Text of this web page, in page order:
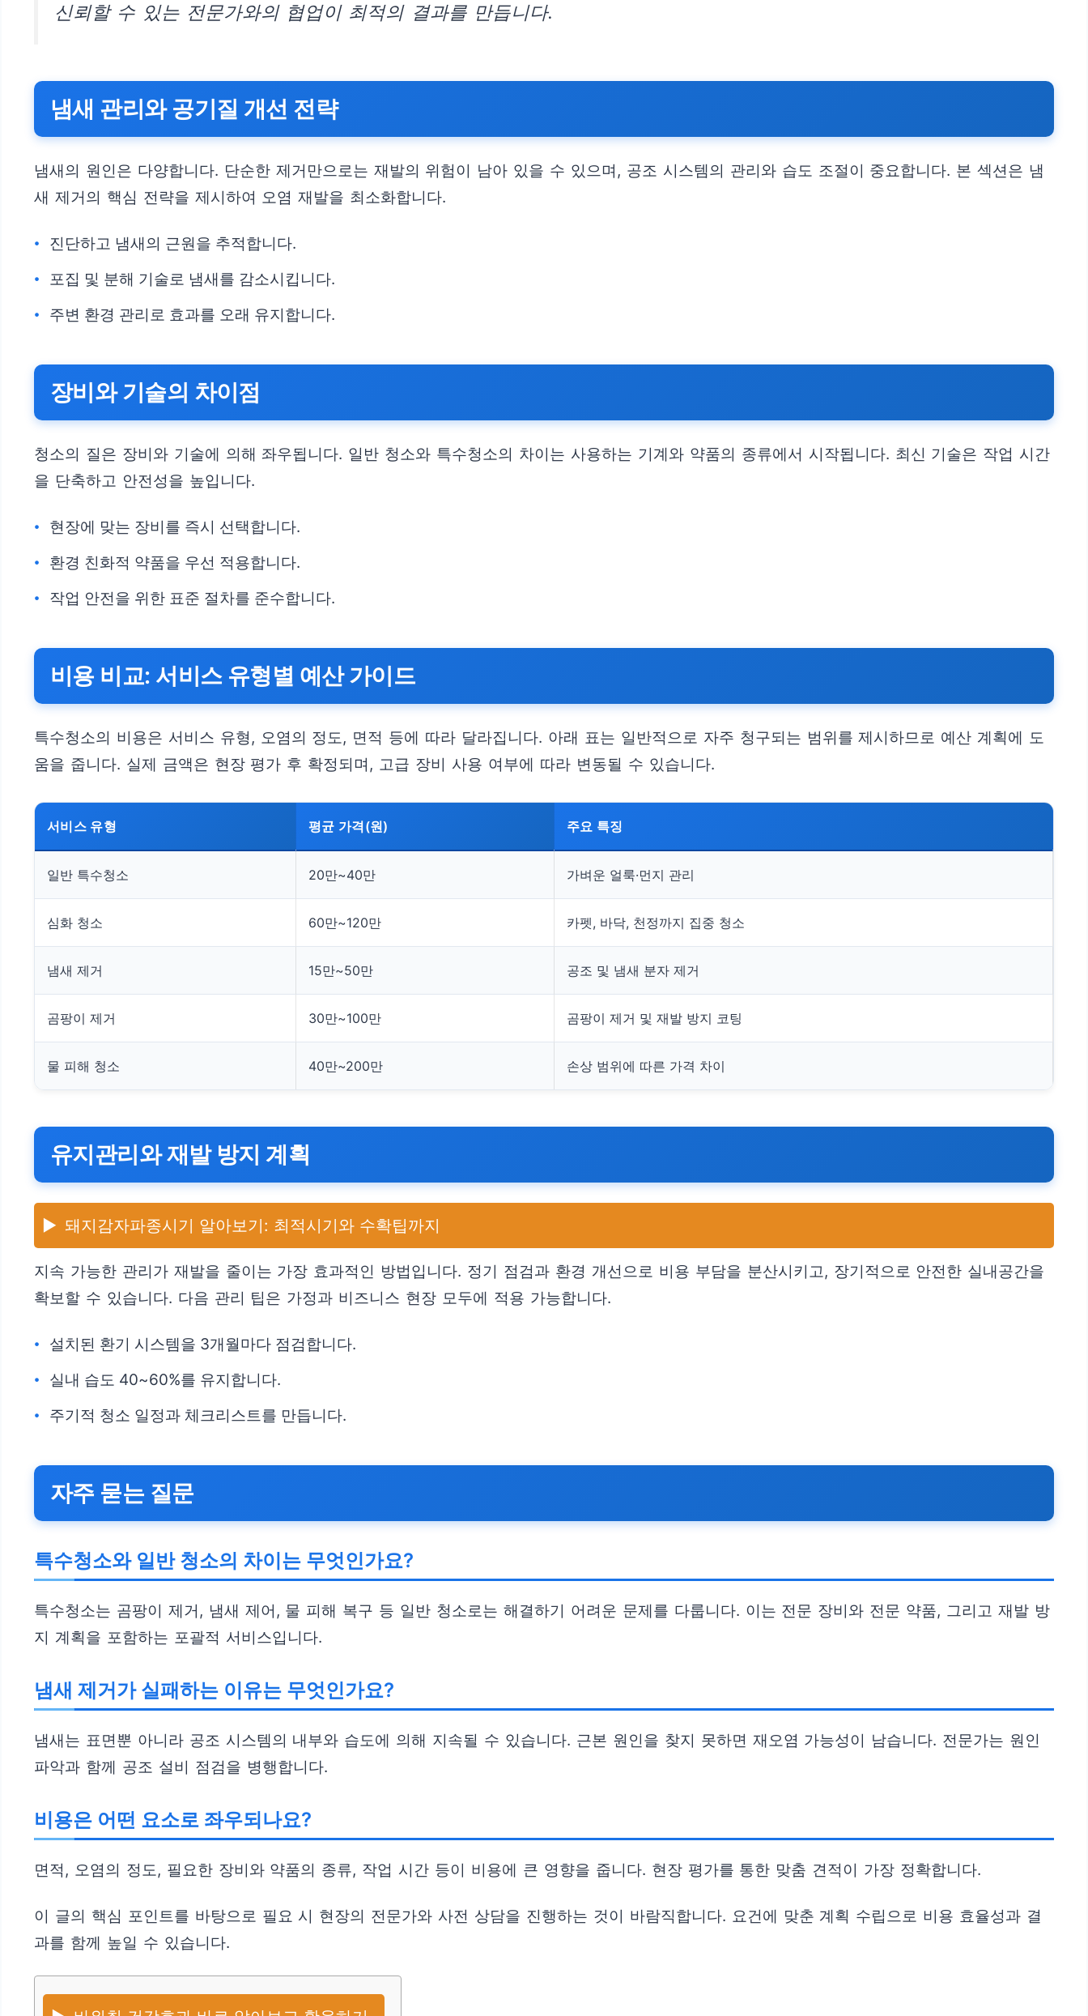
신뢰할 수 있는 전문가와의 협업이 최적의 결과를 만듭니다.
냄새 관리와 공기질 개선 전략
냄새의 원인은 다양합니다. 단순한 제거만으로는 재발의 위험이 남아 있을 수 있으며, 공조 시스템의 관리와 습도 조절이 중요합니다. 본 섹션은 냄
새 제거의 핵심 전략을 제시하여 오염 재발을 최소화합니다.
진단하고 냄새의 근원을 추적합니다.
포집 및 분해 기술로 냄새를 감소시킵니다.
주변 환경 관리로 효과를 오래 유지합니다.
장비와 기술의 차이점
청소의 질은 장비와 기술에 의해 좌우됩니다. 일반 청소와 특수청소의 차이는 사용하는 기계와 약품의 종류에서 시작됩니다. 최신 기술은 작업 시간
을 단축하고 안전성을 높입니다.
현장에 맞는 장비를 즉시 선택합니다.
환경 친화적 약품을 우선 적용합니다.
작업 안전을 위한 표준 절차를 준수합니다.
비용 비교: 서비스 유형별 예산 가이드
특수청소의 비용은 서비스 유형, 오염의 정도, 면적 등에 따라 달라집니다. 아래 표는 일반적으로 자주 청구되는 범위를 제시하므로 예산 계획에 도
움을 줍니다. 실제 금액은 현장 평가 후 확정되며, 고급 장비 사용 여부에 따라 변동될 수 있습니다.
서비스 유형 평균 가격(원) 주요 특징
일반 특수청소 20만~40만 가벼운 얼룩·먼지 관리
심화 청소 60만~120만 카펫, 바닥, 천정까지 집중 청소
냄새 제거 15만~50만 공조 및 냄새 분자 제거
곰팡이 제거 30만~100만 곰팡이 제거 및 재발 방지 코팅
물 피해 청소 40만~200만 손상 범위에 따른 가격 차이
유지관리와 재발 방지 계획
▶️ 돼지감자파종시기 알아보기: 최적시기와 수확팁까지
지속 가능한 관리가 재발을 줄이는 가장 효과적인 방법입니다. 정기 점검과 환경 개선으로 비용 부담을 분산시키고, 장기적으로 안전한 실내공간을
확보할 수 있습니다. 다음 관리 팁은 가정과 비즈니스 현장 모두에 적용 가능합니다.
설치된 환기 시스템을 3개월마다 점검합니다.
실내 습도 40~60%를 유지합니다.
주기적 청소 일정과 체크리스트를 만듭니다.
자주 묻는 질문
특수청소와 일반 청소의 차이는 무엇인가요?
특수청소는 곰팡이 제거, 냄새 제어, 물 피해 복구 등 일반 청소로는 해결하기 어려운 문제를 다룹니다. 이는 전문 장비와 전문 약품, 그리고 재발 방
지 계획을 포함하는 포괄적 서비스입니다.
냄새 제거가 실패하는 이유는 무엇인가요?
냄새는 표면뿐 아니라 공조 시스템의 내부와 습도에 의해 지속될 수 있습니다. 근본 원인을 찾지 못하면 재오염 가능성이 남습니다. 전문가는 원인
파악과 함께 공조 설비 점검을 병행합니다.
비용은 어떤 요소로 좌우되나요?
면적, 오염의 정도, 필요한 장비와 약품의 종류, 작업 시간 등이 비용에 큰 영향을 줍니다. 현장 평가를 통한 맞춤 견적이 가장 정확합니다.
이 글의 핵심 포인트를 바탕으로 필요 시 현장의 전문가와 사전 상담을 진행하는 것이 바람직합니다. 요건에 맞춘 계획 수립으로 비용 효율성과 결
과를 함께 높일 수 있습니다.